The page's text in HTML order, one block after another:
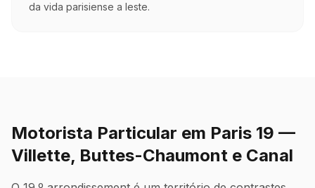
da vida parisiense a leste.
Motorista Particular em Paris 19 —
Villette, Buttes-Chaumont e Canal